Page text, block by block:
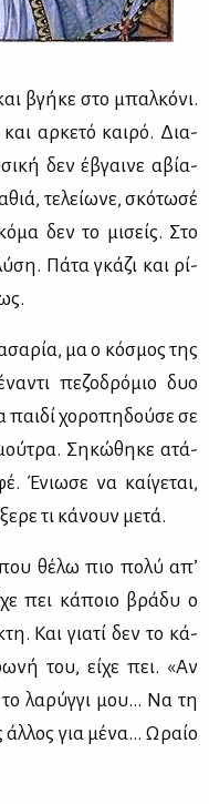
βγή­κε στο μπαλ­κό­νι.
αρ­κε­τό και­ρό. Δια­
δεν έβγαι­νε αβί­α­
τε­λεί­ω­νε, σκό­τω­σέ
δεν το μι­σείς. Στο
Πά­τα γκά­ζι και ρί­
μα ο κό­σμος της
πε­ζο­δρό­μιο δυο
παι­δί χο­ρο­πη­δού­σε σε
Ση­κώ­θη­κε ατά­
Ένιω­σε να καί­γε­ται,
τι κά­νουν με­τά.
θέ­λω πιο πο­λύ απ’
πει κά­ποιο βρά­δυ ο
Και για­τί δεν το κά­
του, εί­χε πει. «Αν
λα­ρύγ­γι μου… Να τη
για μέ­να… Ωραίο